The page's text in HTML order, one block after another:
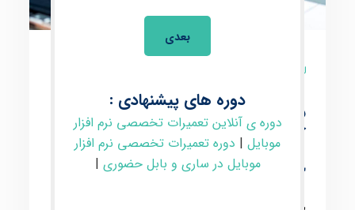
دوره تعمیرات تخصصی
آیفون در ساری و بابل
حضوری
با توجه به رشد روزافزون استفاده از موبایل در
بعدی
دوره های پیشنهادی :
دوره ی آنلاین تعمیرات تخصصی نرم افزار
موبایل | دوره تعمیرات تخصصی نرم افزار
موبایل در ساری و بابل حضوری |